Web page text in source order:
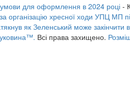
для оформлення в 2024 році -
організацію хресної ходи УПЦ МП
як Зеленський може закінчити
Всі права захищено.